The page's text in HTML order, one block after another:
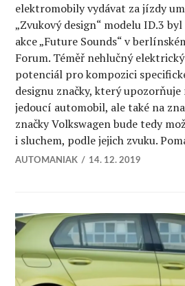
elektromobily vydávat za jízdy
„Zvukový design“ modelu ID.3
akce „Future Sounds“ v
Forum. Téměř nehlučný
potenciál pro kompozici
designu značky, který
jedoucí automobil, ale také na
značky Volkswagen bude tedy
i sluchem, podle jejich zvuku.
AUTOMANIAK 14. 12. 2019